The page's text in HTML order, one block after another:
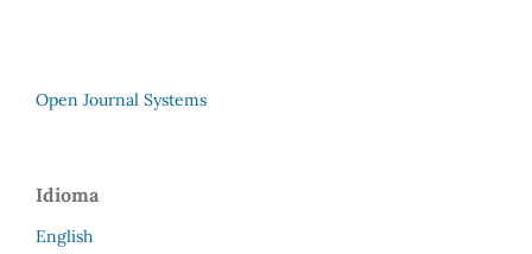
Open Journal Systems
Idioma
English